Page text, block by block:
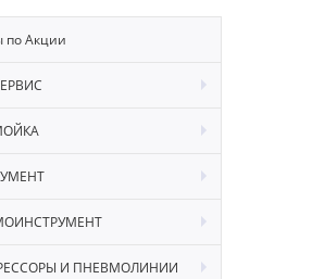
по Акции
И ПНЕВМОЛИНИИ